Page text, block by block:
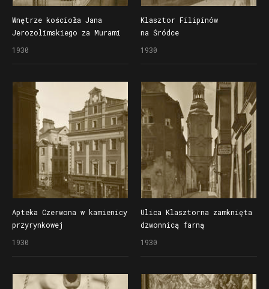
Wnętrze kościoła Jana
Jerozolimskiego za Murami
1930
Klasztor Filipinów
na Śródce
1930
Apteka Czerwona w kamienicy
przyrynkowej
1930
Ulica Klasztorna zamknięta
dzwonnicą farną
1930